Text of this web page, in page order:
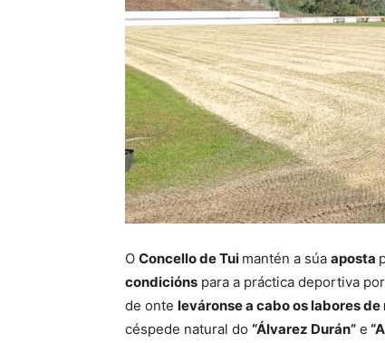
O Concello de Tui mantén a súa aposta
condicións para a práctica deportiva
de onte leváronse a cabo os labores
céspede natural do “Álvarez Durán” e